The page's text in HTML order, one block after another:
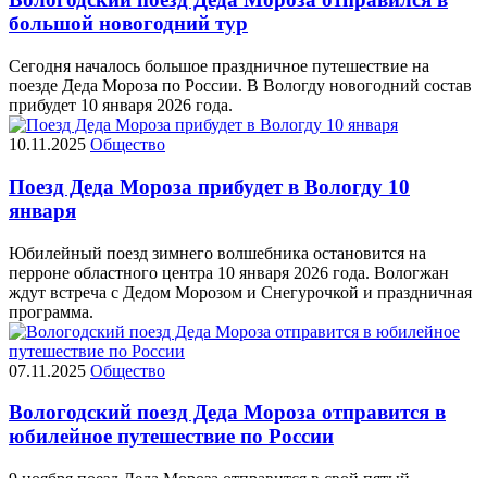
большой новогодний тур
Сегодня началось большое праздничное путешествие на
поезде Деда Мороза по России. В Вологду новогодний состав
прибудет 10 января 2026 года.
10.11.2025 Общество
Поезд Деда Мороза прибудет в Вологду 10
января
Юбилейный поезд зимнего волшебника остановится на
перроне областного центра 10 января 2026 года. Вологжан
ждут встреча с Дедом Морозом и Снегурочкой и праздничная
программа.
07.11.2025 Общество
Вологодский поезд Деда Мороза отправится в
юбилейное путешествие по России